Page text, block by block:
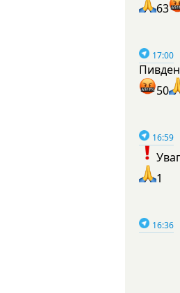
63
17:00
50
16:59
1
16:36